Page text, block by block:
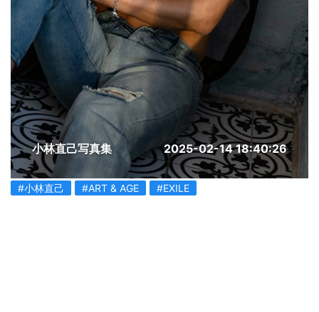
小林直己写真集 2025-02-14 18:40:26
#小林直己 #ART & AGE #EXILE